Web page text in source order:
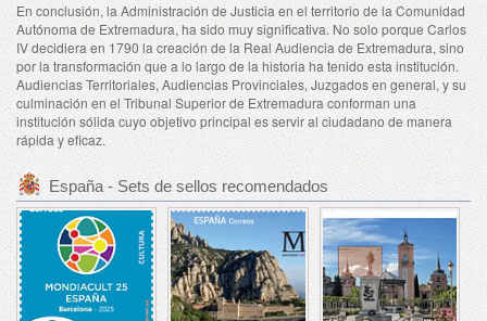
En conclusión, la Administración de Justicia en el territorio de la Comunidad
Autónoma de Extremadura, ha sido muy significativa. No solo porque Carlos
IV decidiera en 1790 la creación de la Real Audiencia de Extremadura, sino
por la transformación que a lo largo de la historia ha tenido esta institución.
Audiencias Territoriales, Audiencias Provinciales, Juzgados en general, y su
culminación en el Tribunal Superior de Extremadura conforman una
institución sólida cuyo objetivo principal es servir al ciudadano de manera
rápida y eficaz.
España - Sets de sellos recomendados